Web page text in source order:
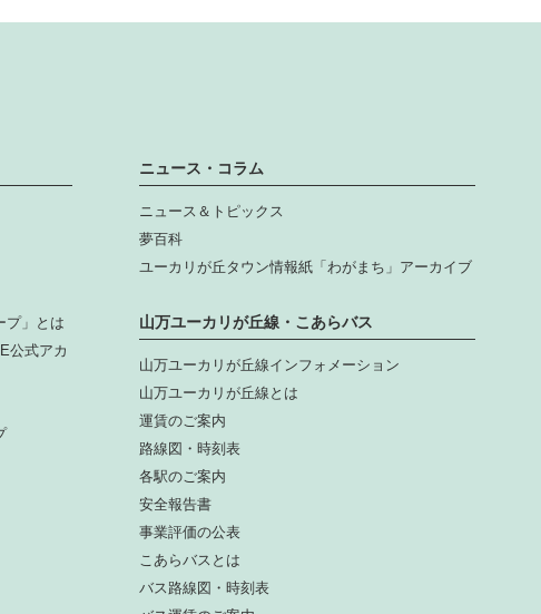
プ」とは
公式アカ
ニュース・コラム
ニュース＆トピックス
夢百科
ユーカリが丘タウン情報紙「わがまち」アーカイブ
山万ユーカリが丘線・こあらバス
山万ユーカリが丘線インフォメーション
山万ユーカリが丘線とは
運賃のご案内
路線図・時刻表
各駅のご案内
安全報告書
事業評価の公表
こあらバスとは
バス路線図・時刻表